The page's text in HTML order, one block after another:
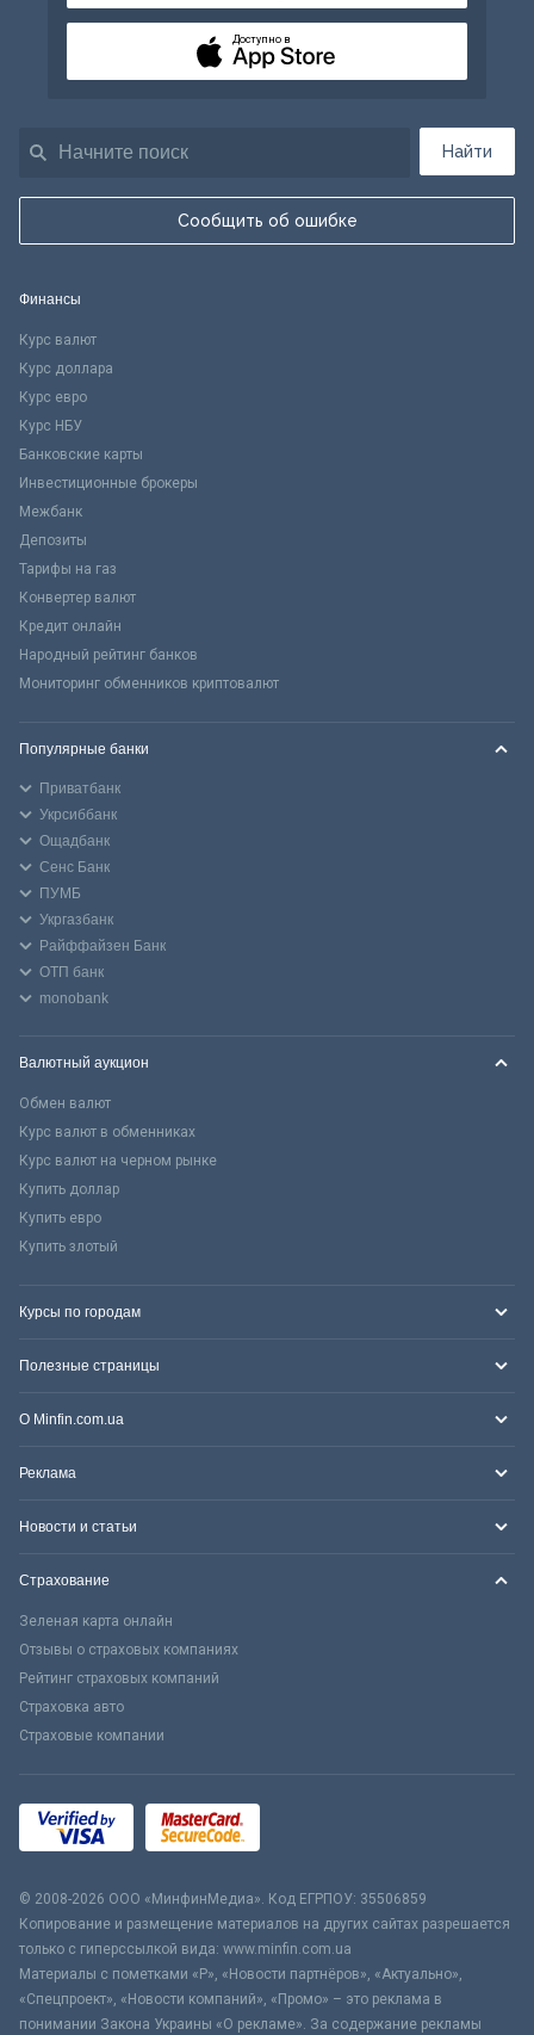
Найти
Сообщить об ошибке
Доступно в
Финансы
Курс валют
Курс доллара
Курс евро
Курс НБУ
Банковские карты
Инвестиционные брокеры
Межбанк
Депозиты
Тарифы на газ
Конвертер валют
Кредит онлайн
Народный рейтинг банков
Мониторинг обменников криптовалют
Популярные банки
Приватбанк
Укрсиббанк
Ощадбанк
Сенс Банк
ПУМБ
Укргазбанк
Райффайзен Банк
ОТП банк
monobank
Валютный аукцион
Обмен валют
Курс валют в обменниках
Курс валют на черном рынке
Купить доллар
Купить евро
Купить злотый
Курсы по городам
Полезные страницы
О Minfin.com.ua
Реклама
Новости и статьи
Страхование
Зеленая карта онлайн
Отзывы о страховых компаниях
Рейтинг страховых компаний
Страховка авто
Страховые компании
© 2008-2026 ООО «МинфинМедиа». Код ЕГРПОУ: 35506859
Копирование и размещение материалов на других сайтах разрешается
только с гиперссылкой вида: www.minfin.com.ua
Материалы с пометками «Р», «Новости партнёров», «Актуально»,
«Спецпроект», «Новости компаний», «Промо» – это реклама в
понимании Закона Украины «О рекламе». За содержание рекламы